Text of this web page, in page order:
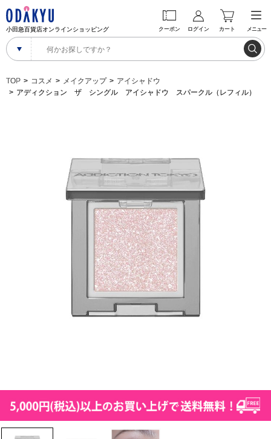
小田急百貨店オンラインショッピング クーポン ログイン カート メニュー
TOP コスメ メイクアップ
アイシャドウ
アディクション ザ シングル アイシャドウ スパークル（レフィル）